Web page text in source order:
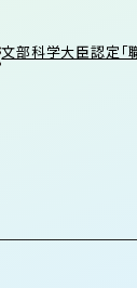
文部科学大臣認定「